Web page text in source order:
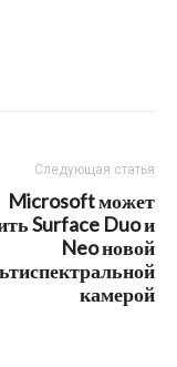
Следующая статья
Microsoft может
Surface Duo и
Neo новой
камерой